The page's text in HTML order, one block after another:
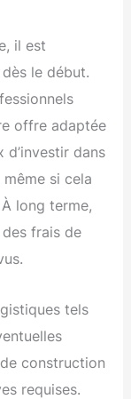
il est
le début.
offre adaptée
dans
si cela
long terme,
frais de
tels
construction
requises.